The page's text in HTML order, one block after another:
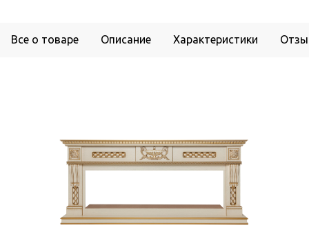
Все о товаре Описание Характеристики